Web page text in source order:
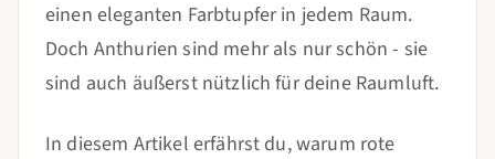
einen eleganten Farbtupfer in jedem Raum.
Doch Anthurien sind mehr als nur schön - sie
sind auch äußerst nützlich für deine Raumluft.
In diesem Artikel erfährst du, warum rote